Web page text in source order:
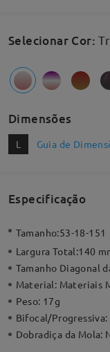
Selecionar Cor:
Dimensões
L Guia de
Especificação
Tamanho:53-18-151
Largura Total:140
Tamanho Diagonal
Material: Materiais
Peso: 17g
Bifocal/Progressiva:
Dobradiça da Mola: